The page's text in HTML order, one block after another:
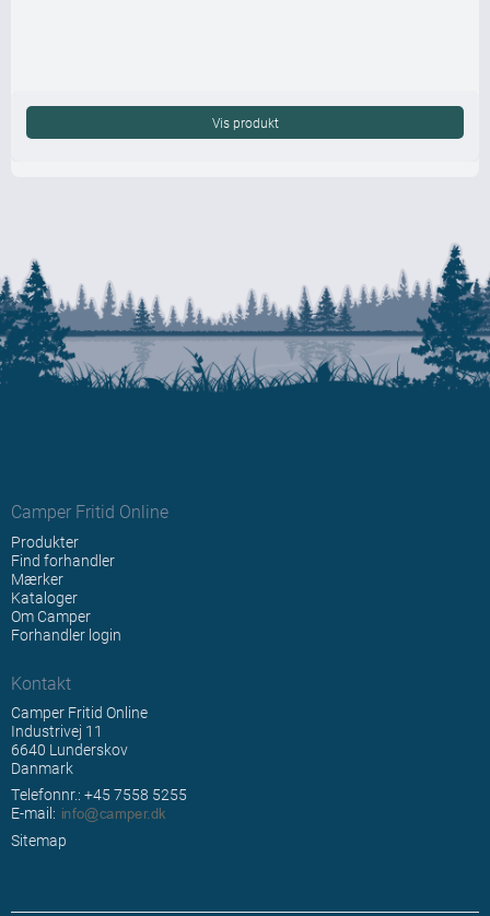
Vis produkt
Camper Fritid Online
Produkter
Find forhandler
Mærker
Kataloger
Om Camper
Forhandler login
Kontakt
Camper Fritid Online
Industrivej 11
6640 Lunderskov
Danmark
Telefonnr.: +45 7558 5255
E-mail:
Sitemap